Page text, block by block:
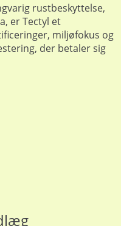
rustbeskyttelse,
er Tectyl et
miljøfokus og
der betaler sig